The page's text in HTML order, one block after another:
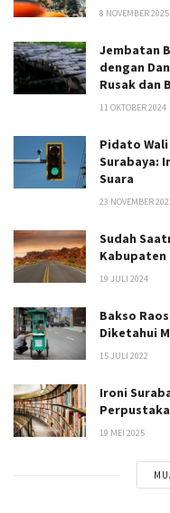
8 NOVEMBER 2025
Jembatan
dengan
Rusak dan
11 OKTOBER 2024
Pidato
Surabaya:
Suara
23 NOVEMBER
Sudah
Kabupaten
19 JULI 2024
Bakso
Diketahui
15 JULI 2022
Ironi
19 MEI 2025